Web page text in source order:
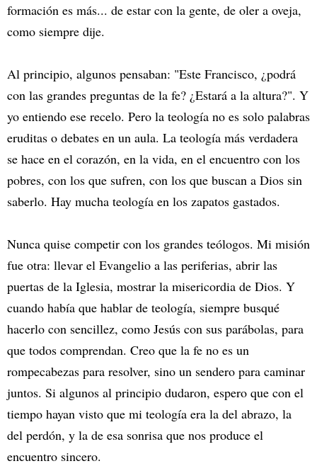
formación es más... de estar con la gente, de oler a oveja,
como siempre dije.
Al principio, algunos pensaban: "Este Francisco, ¿podrá
con las grandes preguntas de la fe? ¿Estará a la altura?". Y
yo entiendo ese recelo. Pero la teología no es solo palabras
eruditas o debates en un aula. La teología más verdadera
se hace en el corazón, en la vida, en el encuentro con los
pobres, con los que sufren, con los que buscan a Dios sin
saberlo. Hay mucha teología en los zapatos gastados.
Nunca quise competir con los grandes teólogos. Mi misión
fue otra: llevar el Evangelio a las periferias, abrir las
puertas de la Iglesia, mostrar la misericordia de Dios. Y
cuando había que hablar de teología, siempre busqué
hacerlo con sencillez, como Jesús con sus parábolas, para
que todos comprendan. Creo que la fe no es un
rompecabezas para resolver, sino un sendero para caminar
juntos. Si algunos al principio dudaron, espero que con el
tiempo hayan visto que mi teología era la del abrazo, la
del perdón, y la de esa sonrisa que nos produce el
encuentro sincero.